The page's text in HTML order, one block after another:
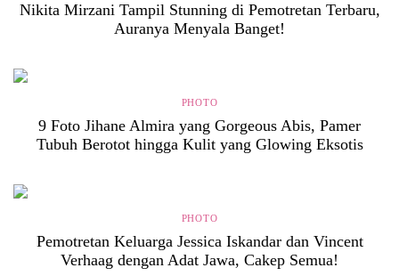
Nikita Mirzani Tampil Stunning di Pemotretan Terbaru,
Auranya Menyala Banget!
PHOTO
9 Foto Jihane Almira yang Gorgeous Abis, Pamer
Tubuh Berotot hingga Kulit yang Glowing Eksotis
PHOTO
Pemotretan Keluarga Jessica Iskandar dan Vincent
Verhaag dengan Adat Jawa, Cakep Semua!